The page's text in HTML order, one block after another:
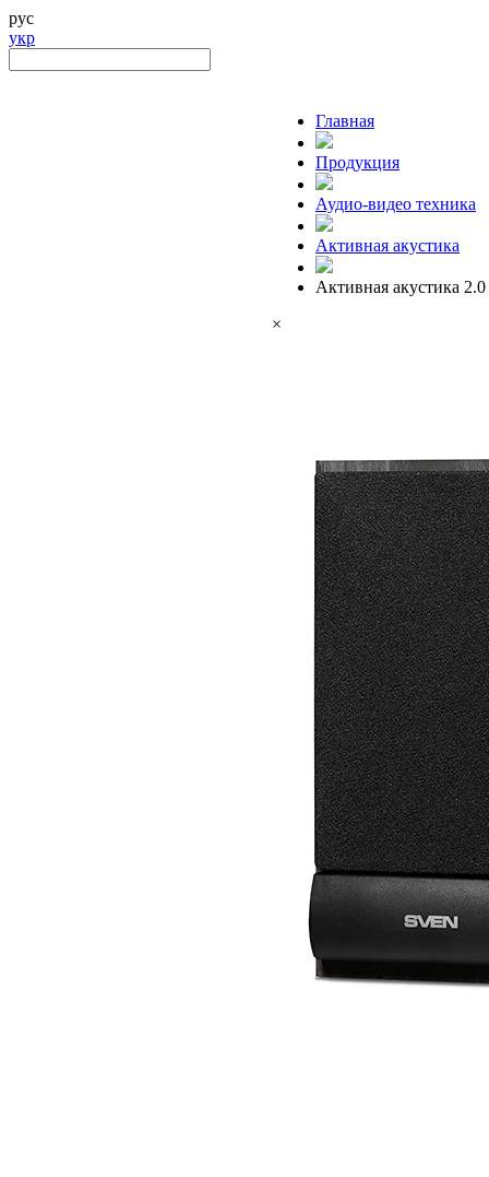
рус
укр
Главная
Продукция
Аудио-видео техника
Активная акустика
Активная акустика 2.0
×